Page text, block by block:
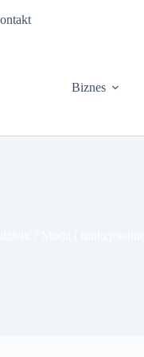
Biznes